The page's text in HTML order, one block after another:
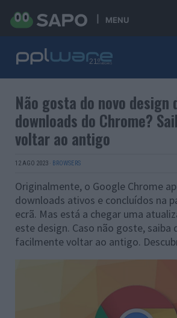
MENU
Não gosta do novo design
downloads do Chrome?
voltar ao antigo
12 AGO 2023 · BROWSERS
Originalmente, o Google Chrome
downloads ativos e concluídos na
ecrã. Mas está a chegar uma
este design. Caso não goste, saiba
facilmente voltar ao antigo.